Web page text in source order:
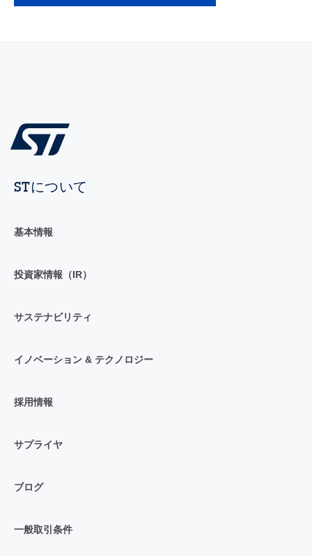
STについて
基本情報
投資家情報（IR）
サステナビリティ
イノベーション & テクノロジー
採用情報
サプライヤ
ブログ
一般取引条件